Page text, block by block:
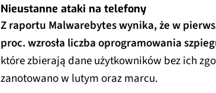
Nieustanne ataki na telefony
Z raportu Malwarebytes wynika, że w
proc. wzrosła liczba oprogramowania
które zbierają dane użytkowników bez ich
zanotowano w lutym oraz marcu.